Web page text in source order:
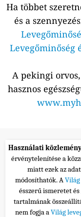
Ha többet
és a
Levegőminőség
A pekingi
hasznos
Használati
érvénytelenítése a
miatt ezek az
módosíthatók. A
ésszerű ismeretet
tartalmának
nem fogja aVilág